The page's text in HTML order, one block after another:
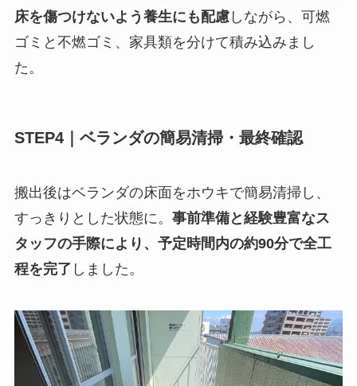
床を傷つけないよう養生にも配慮しながら、可燃
ゴミと不燃ゴミ、家具類を分けて積み込みまし
た。
STEP4｜ベランダの簡易清掃・最終確認
搬出後はベランダの床面をホウキで簡易清掃し、
すっきりとした状態に。 事前準備と経験豊富なス
タッフの手際により、予定時間内の約90分で全工
程を完了 しました。